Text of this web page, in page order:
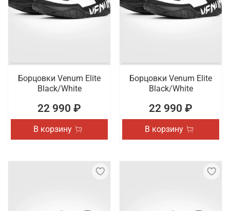
Борцовки Venum Elite
Black/White
22 990 ₽
В корзину
Борцовки Venum Elite
Black/White
22 990 ₽
В корзину